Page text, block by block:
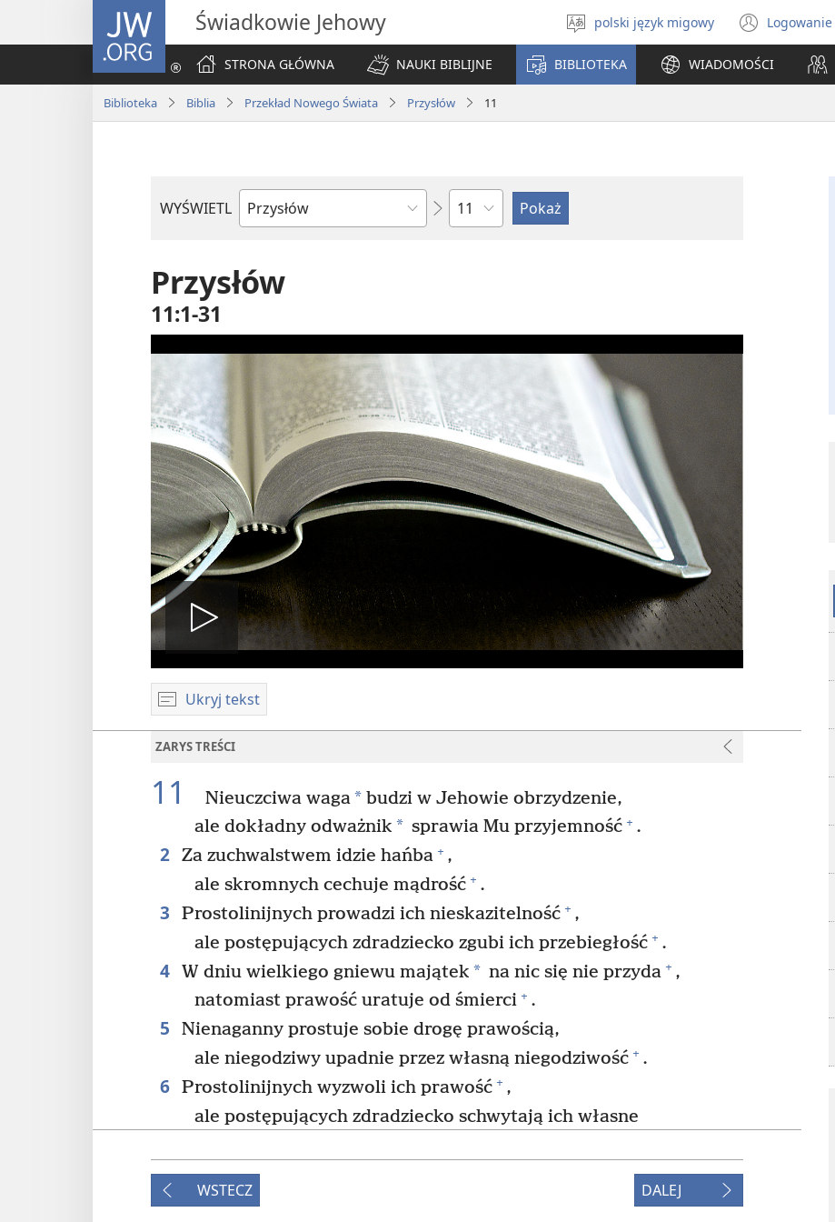
JW.ORG Świadkowie Jehowy
Wybór
języka
polski język migowy Logowanie
(opens
new
window)
STRONA GŁÓWNA
NAUKI BIBLIJNE BIBLIOTEKA WIADOMOŚCI
Biblioteka Biblia Przekład Nowego Świata Przysłów 11
WYŚWIETL
według
biblijnych
według
rozdziałów
Przysłów
11:1-31
Odtwórz
wideo
Ukryj tekst
ZARYS TREŚCI
11 Nieuczciwa waga* budzi w Jehowie obrzydzenie,
ale dokładny odważnik * sprawia Mu przyjemność + .
2 Za zuchwalstwem idzie hańba + ,
ale skromnych cechuje mądrość + .
3 Prostolinijnych prowadzi ich nieskazitelność + ,
ale postępujących zdradziecko zgubi ich przebiegłość + .
4 W dniu wielkiego gniewu majątek * na nic się nie przyda + ,
natomiast prawość uratuje od śmierci + .
5
Nienaganny prostuje sobie drogę prawością,
ale niegodziwy upadnie przez własną niegodziwość + .
6 Prostolinijnych wyzwoli ich prawość + ,
ale postępujących zdradziecko schwytają ich własne
7 Gdy umiera niegodziwy, ginie jego nadzieja,
giną też jego oczekiwania, które opierał na swojej mocy +
WSTECZ DALEJ